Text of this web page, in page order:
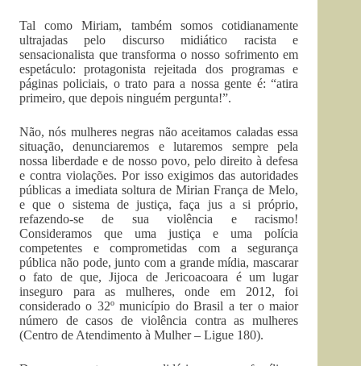
Tal como Miriam, também somos cotidianamente
ultrajadas pelo discurso midiático racista e
sensacionalista que transforma o nosso sofrimento em
espetáculo: protagonista rejeitada dos programas e
páginas policiais, o trato para a nossa gente é: “atira
primeiro, que depois ninguém pergunta!”.
Não, nós mulheres negras não aceitamos caladas essa
situação, denunciaremos e lutaremos sempre pela
nossa liberdade e de nosso povo, pelo direito à defesa
e contra violações. Por isso exigimos das autoridades
públicas a imediata soltura de Mirian França de Melo,
e que o sistema de justiça, faça jus a si próprio,
refazendo-se de sua violência e racismo!
Consideramos que uma justiça e uma polícia
competentes e comprometidas com a segurança
pública não pode, junto com a grande mídia, mascarar
o fato de que, Jijoca de Jericoacoara é um lugar
inseguro para as mulheres, onde em 2012, foi
considerado o 32º município do Brasil a ter o maior
número de casos de violência contra as mulheres
(Centro de Atendimento à Mulher – Ligue 180).